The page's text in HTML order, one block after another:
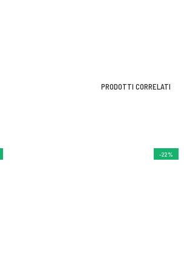
PRODOTTI CORRELATI
-22%